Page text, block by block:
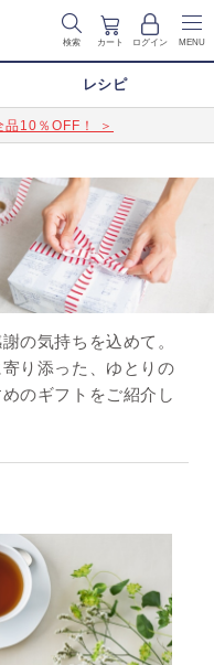
検索 カート ログイン MENU
レシピ
品10％OFF！ ＞
の気持ちを込めて。
り添った、ゆとりの
のギフトをご紹介し